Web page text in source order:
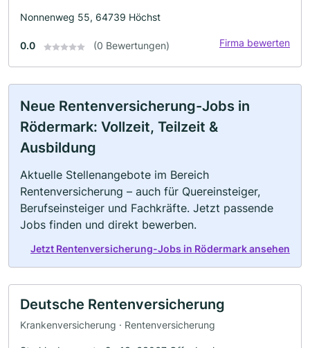
Nonnenweg 55, 64739 Höchst
0.0 (0 Bewertungen) Firma bewerten
Neue Rentenversicherung-Jobs in
Rödermark: Vollzeit, Teilzeit &
Ausbildung
Aktuelle Stellenangebote im Bereich
Rentenversicherung – auch für Quereinsteiger,
Berufseinsteiger und Fachkräfte. Jetzt passende
Jobs finden und direkt bewerben.
Jetzt Rentenversicherung-Jobs in Rödermark ansehen
Deutsche Rentenversicherung
Krankenversicherung · Rentenversicherung